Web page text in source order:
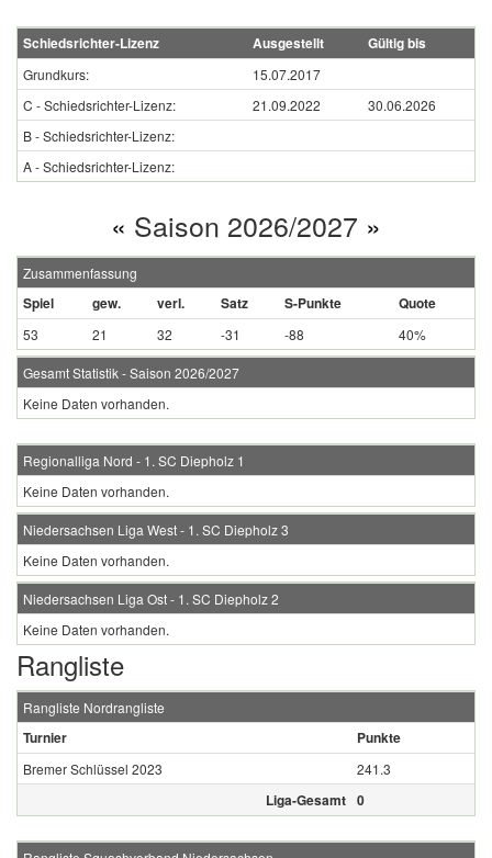
Schiedsrichter-Lizenz Ausgestellt Gültig bis
Grundkurs:
15.07.2017
C - Schiedsrichter-Lizenz:
21.09.2022
30.06.2026
B - Schiedsrichter-Lizenz:
A - Schiedsrichter-Lizenz:
« Saison 2026/2027 »
Zusammenfassung
Spiel gew. verl. Satz S-Punkte Quote
53 21 32 -31 -88 40%
Gesamt Statistik - Saison 2026/2027
Keine Daten vorhanden.
Regionalliga Nord - 1. SC Diepholz 1
Keine Daten vorhanden.
Niedersachsen Liga West - 1. SC Diepholz 3
Keine Daten vorhanden.
Niedersachsen Liga Ost - 1. SC Diepholz 2
Keine Daten vorhanden.
Rangliste
Rangliste Nordrangliste
Turnier Punkte
Bremer Schlüssel 2023 241.3
Liga-Gesamt 0